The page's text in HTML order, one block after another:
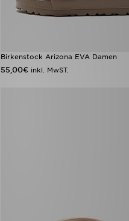
Birkenstock Arizona EVA Damen
55,00€ inkl. MwST.